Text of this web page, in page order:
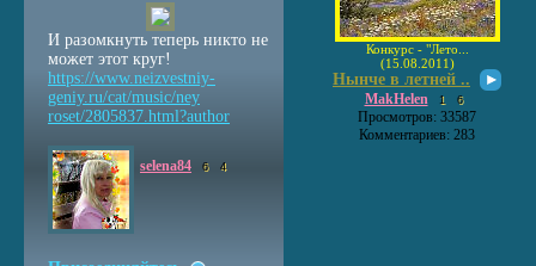
Конкурс - "Лето...
(15.08.2011)
Нынче в летней ..
MakHelen 1 6
Просмотров: 33587
Комментариев: 283
И разомкнуть теперь никто не
может этот круг!
https://www.neizvestniy-
geniy.ru/cat/music/ney
roset/2805837.html?author
selena84 6 4